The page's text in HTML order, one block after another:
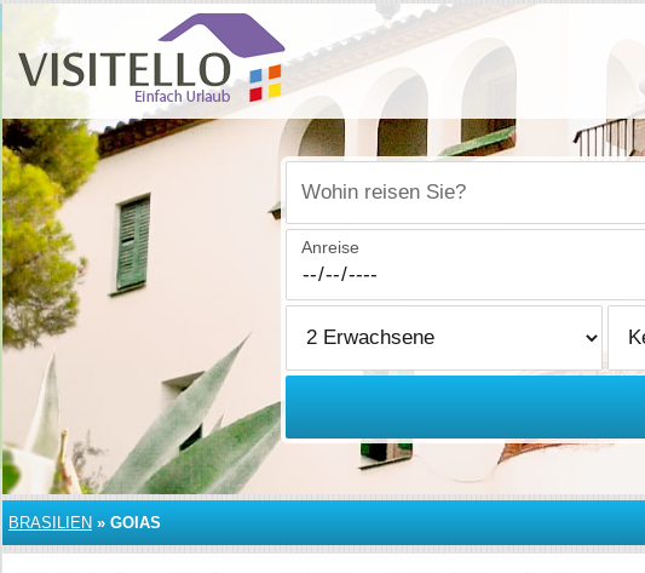
Wohin reisen Sie?
Anreise
BRASILIEN » GOIAS